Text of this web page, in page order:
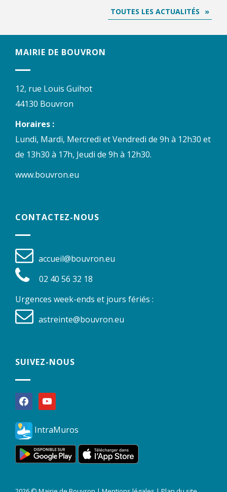
TOUTES LES ACTUALITÉS
MAIRIE DE BOUVRON
12, rue Louis Guihot
44130 Bouvron
Horaires :
Lundi, Mardi, Mercredi et Vendredi de 9h à 12h30 et
de 13h30 à 17h, Jeudi de 9h à 12h30.
www.bouvron.eu
CONTACTEZ-NOUS
accueil@bouvron.eu
02 40 56 32 18
Urgences week-ends et jours fériés :
astreinte@bouvron.eu
SUIVEZ-NOUS
facebookyoutube
IntraMuros